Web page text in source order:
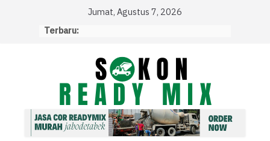
Jumat, Agustus 7, 2026
Terbaru: